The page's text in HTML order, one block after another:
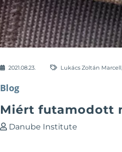
2021.08.23. Lukács Zoltán Marcell
Blog
Miért futamodott
Danube Institute